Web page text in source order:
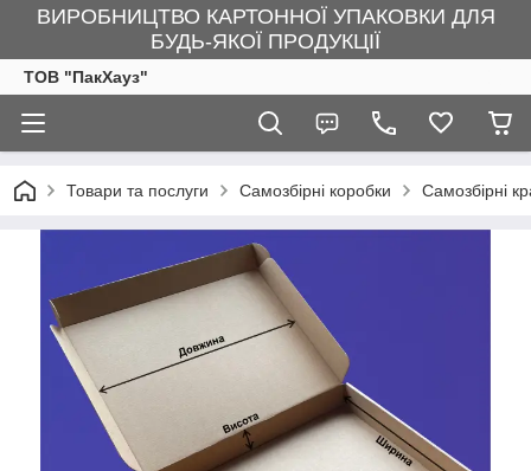
ВИРОБНИЦТВО КАРТОННОЇ УПАКОВКИ ДЛЯ
БУДЬ-ЯКОЇ ПРОДУКЦІЇ
ТОВ "ПакХауз"
Товари та послуги Самозбірні коробки Самозбірні